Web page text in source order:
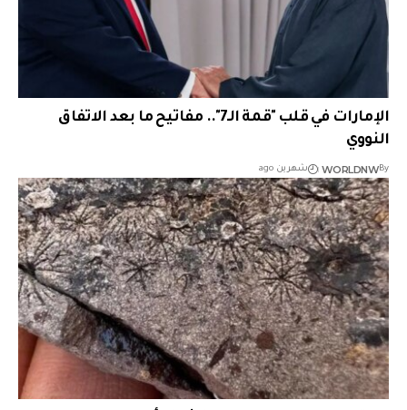
الإمارات في قلب "قمة الـ7".. مفاتيح ما بعد الاتفاق
النووي
By
WORLDNW شهرين ago